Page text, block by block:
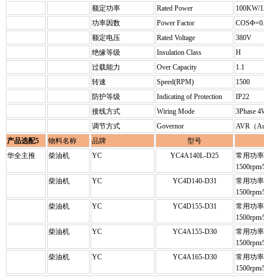
额定功率
Rated Power
100KW/
功率因数
Power Factor
额定电压
Rated Voltage
380V
绝缘等级
Insulation Class
H
过载能力
Over Capacity
1.1
转速
Speed(RPM)
1500
防护等级
Indicating of Protection
IP22
接线方式
Wiring Mode
3Phase
调节方式
Governor
AVR（
产品选配5
物料名称 品牌
型号
华全主推
柴油机 YC YC4A140L-D25
常用功
柴油机
YC YC4D140-D31
常用功
柴油机
YC YC4D155-D31
常用功
柴油机
YC YC4A155-D30
常用功
柴油机
YC YC4A165-D30
常用功